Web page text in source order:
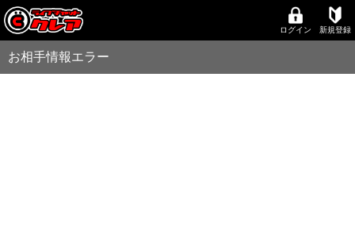
ログイン 新規登録
お相手情報エラー